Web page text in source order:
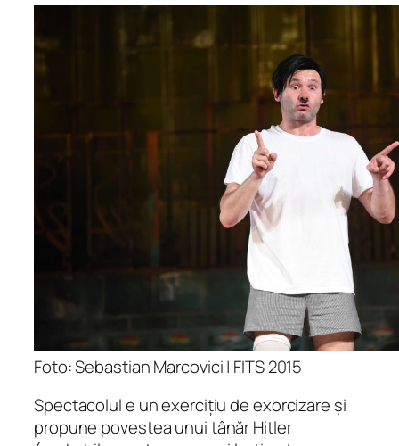
Foto: Sebastian Marcovici | FITS 2015
Spectacolul e un exercițiu de exorcizare și
propune povestea unui tânăr Hitler